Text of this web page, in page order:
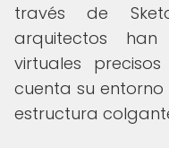
través de
arquitectos
virtuales
cuenta su
estructura